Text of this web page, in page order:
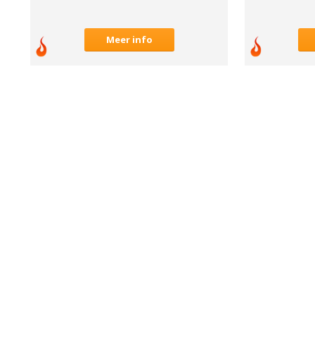
Meer info